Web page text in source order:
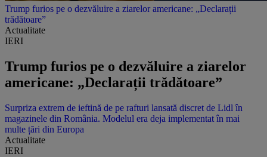
Trump furios pe o dezvăluire a ziarelor americane: „Declarații
trădătoare”
Actualitate
IERI
Trump furios pe o dezvăluire a ziarelor
americane: „Declarații trădătoare”
Surpriza extrem de ieftină de pe rafturi lansată discret de Lidl în
magazinele din România. Modelul era deja implementat în mai
multe țări din Europa
Actualitate
IERI